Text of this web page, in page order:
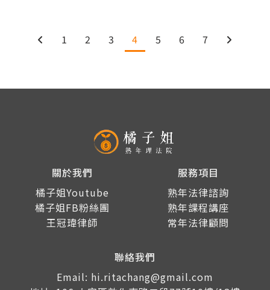
1 2 3 4 5 6 7
關於我們
橘子姐Youtube
橘子姐FB粉絲團
王冠瑋律師
服務項目
熟年法律諮詢
熟年課程講座
常年法律顧問
聯絡我們
Email: hi.ritachang@gmail.com